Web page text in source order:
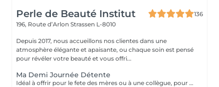
Perle de Beauté Institut
136
196, Route d’Arlon Strassen L-8010
Depuis 2017, nous accueillons nos clientes dans une
atmosphère élégante et apaisante, ou chaque soin est pensé
pour révéler votre beauté et vous offri...
Ma Demi Journée Détente
Idéal à offrir pour le fete des mères ou à une collègue, pour un anniversaire, pour faire se faire plaisir et se détendre tout simplement. Il contient les soins suivants : Un massage relaxant de 60 min pour le corps + Soin du visage MosaïqueModelante+ spa paraffine les mains + spa paraffine les pieds